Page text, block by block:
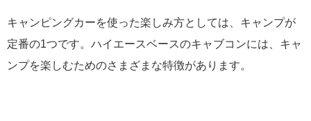
キャンピングカーを使った楽しみ方としては、キャンプが
定番の1つです。ハイエースベースのキャブコンには、キャ
ンプを楽しむためのさまざまな特徴があります。